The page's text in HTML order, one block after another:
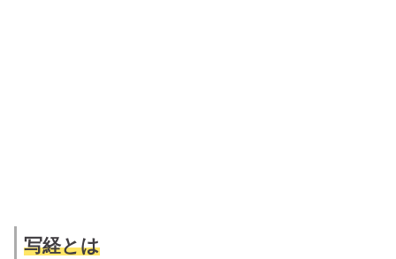
写経とは